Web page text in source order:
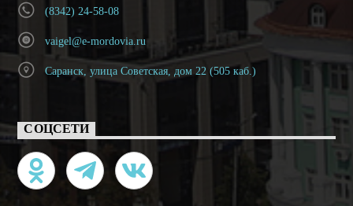
(8342) 24-58-08
vaigel@e-mordovia.ru
Саранск, улица Советская, дом 22 (505 каб.)
СОЦСЕТИ